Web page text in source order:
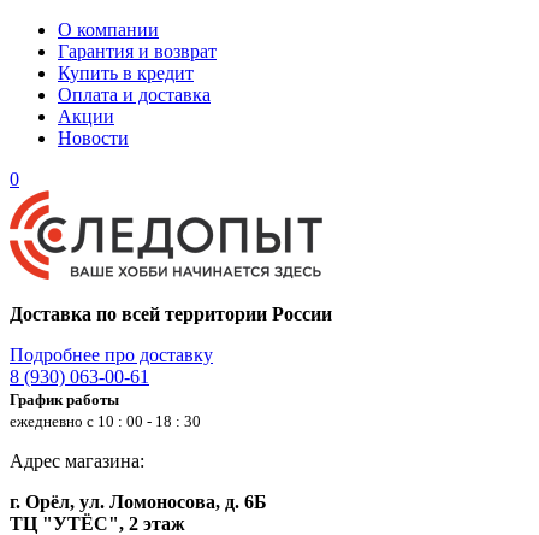
О компании
Гарантия и возврат
Купить в кредит
Оплата и доставка
Акции
Новости
0
Доставка по всей территории России
Подробнее про доставку
8 (930) 063-00-61
График работы
ежедневно с 10 : 00 - 18 : 30
Адрес магазина:
г. Орёл, ул. Ломоносова, д. 6Б
ТЦ "УТЁС", 2 этаж